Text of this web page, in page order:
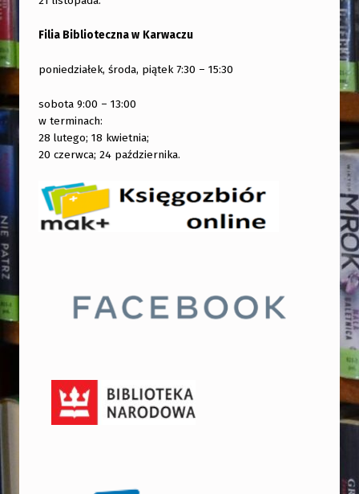
Filia Biblioteczna w Karwaczu
poniedziałek, środa, piątek 7:30 – 15:30
sobota 9:00 – 13:00
w terminach:
28 lutego; 18 kwietnia;
20 czerwca; 24 października.